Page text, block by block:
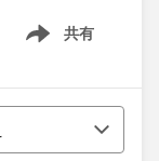
共有
Show menu